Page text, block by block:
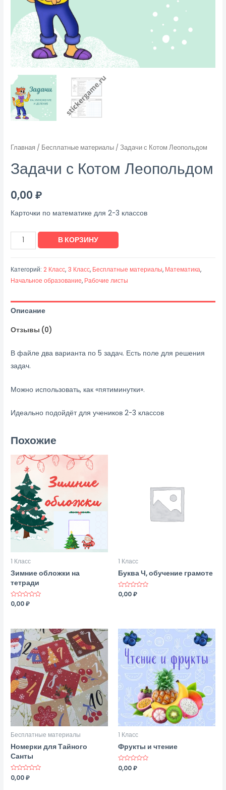
Главная / Бесплатные материалы / Задачи с Котом Леопольдом
Задачи с Котом Леопольдом
0,00₽
Карточки по математике для 2-3 классов
Количество
товара
Леопольдом
В КОРЗИНУ
Категорий:2 Класс, 3 Класс, Бесплатные материалы, Математика,
Начальное образование, Рабочие листы
Описание
Отзывы (0)
В файле два варианта по 5 задач. Есть поле для решения
задач.
Можно использовать, как «пятиминутки».
Идеально подойдёт для учеников 2-3 классов
Похожие
1 Класс
Зимние обложки на
тетради
Оценка
0,00₽
1 Класс
Буква Ч, обучение грамоте
Оценка
0,00₽
Бесплатные материалы
Номерки для Тайного
Санты
Оценка
0
0,00₽
1 Класс
Фрукты и чтение
Оценка
0
0,00₽